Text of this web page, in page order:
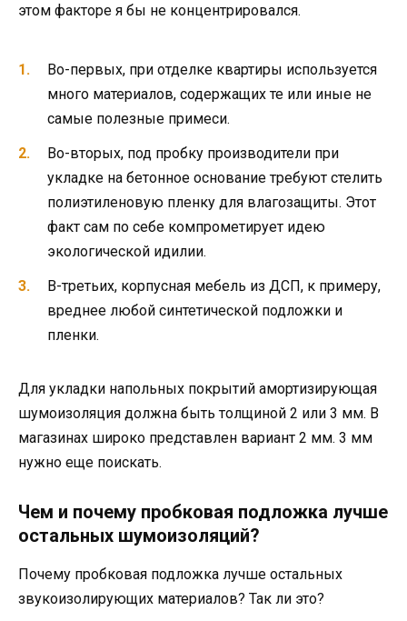
этом факторе я бы не концентрировался.
Во-первых, при отделке квартиры используется
много материалов, содержащих те или иные не
самые полезные примеси.
Во-вторых, под пробку производители при
укладке на бетонное основание требуют стелить
полиэтиленовую пленку для влагозащиты. Этот
факт сам по себе компрометирует идею
экологической идилии.
В-третьих, корпусная мебель из ДСП, к примеру,
вреднее любой синтетической подложки и
пленки.
Для укладки напольных покрытий амортизирующая
шумоизоляция должна быть толщиной 2 или 3 мм. В
магазинах широко представлен вариант 2 мм. 3 мм
нужно еще поискать.
Чем и почему пробковая подложка лучше
остальных шумоизоляций?
Почему пробковая подложка лучше остальных
звукоизолирующих материалов? Так ли это?